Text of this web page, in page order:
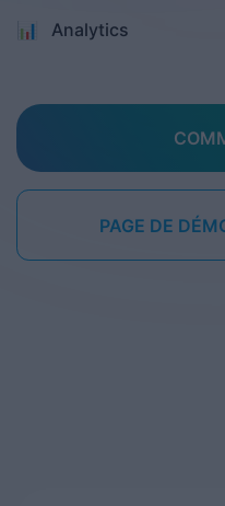
📊️ Analytics
PAGE DE